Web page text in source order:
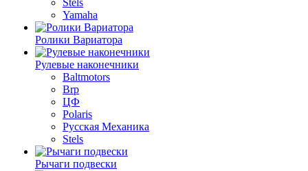
Stels
Yamaha
Ролики Вариатора
Рулевые наконечники
Baltmotors
Brp
ЦФ
Polaris
Русская Механика
Stels
Рычаги подвески